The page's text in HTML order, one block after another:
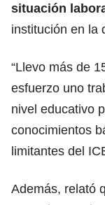
situación
institución en la
“Llevo más de
esfuerzo uno
nivel educativo
conocimientos
limitantes del
Además, relató